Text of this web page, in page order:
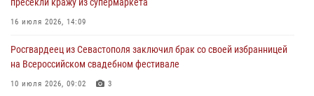
Росгвардейцы оперативно задержали нарушителя на охраняемом
объекте в Севастополе
16 июля 2026, 14:09
Росгвардеец из Севастополя заключил брак со своей избранницей
на Всероссийском свадебном фестивале
10 июля 2026, 09:02 3